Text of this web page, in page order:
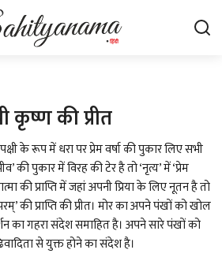
कृष्ण की प्रीत
के रूप में धरा पर प्रेम वर्षा की पुकार लिए सभी
की पुकार में विरह की टेर है तो ‘नृत्य’ में ‘प्रेम
की प्राप्ति में जहां अपनी प्रिया के लिए नूतन है तो
की प्राप्ति की प्रीत। मोर का अपने पंखों को खोल
का गहरा संदेश समाहित है। अपने सारे पंखों को
से युक्त होने का संदेश है।